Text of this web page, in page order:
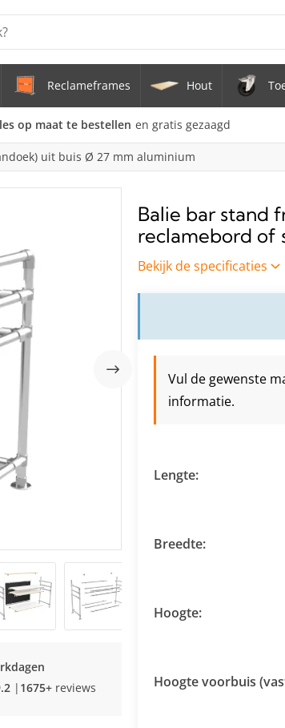
uit buis Ø 33,7 mm zwenkwielen Ø 75 mm
(zonder spandoek) uit gegalvaniseerde stalen
21,3 mm
Reclameframes Hout
op maat te bestellen en gratis gezaagd
uit buis Ø 27 mm aluminium
| 1675+ reviews
Balie bar stand
reclamebord of
Bekijk de specificaties
Vul de gewenste
informatie.
Lengte:
Breedte:
Hoogte:
Hoogte voorbuis